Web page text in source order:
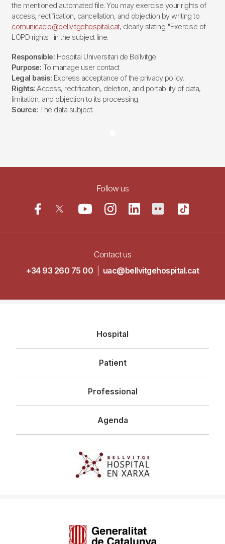
the mentioned automated file. You may exercise your rights of
access, rectification, cancellation, and objection by writing to
comunicacio@bellvitgehospital.cat, clearly stating "Exercise of
LOPD rights" in the subject line.
Responsible: Hospital Universitari de Bellvitge.
Purpose: To manage user contact
Legal basis: Express acceptance of the privacy policy.
Rights: Access, rectification, deletion, and portability of data,
limitation, and objection to its processing.
Source: The data subject.
Follow us
Contact us
+34 93 260 75 00
uac@bellvitgehospital.cat
principal
Hospital
Patient
Professional
Agenda